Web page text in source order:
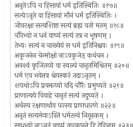
अनृतेऽपि च हिंसायां धर्म इतिस्थितिः ॥१७॥
सत्येऽनृते वा हिंसायां मौनं धर्म इतिस्थितिः ।
जीवरक्षा सत्यशिष्टा सत्यं ब्रह्म यतो मतम् ॥१८॥
चौरेभ्यो न धनं वाच्यं सत्यं तत्र न भूषणम् ।
तेभ्यः सत्यं न चाख्येयं स धर्म इतिनिश्चयः ॥१९॥
अकूजनेन चेन्मोक्षो नाऽवकूजेत् कथंचन ।
अवश्यं कूजितव्ये वा स्वल्पं चानृतमिश्रितम् ॥२०॥
धर्म एव भवेत्तत्र श्रेयस्करं तदाऽनृतम् ।
शपथोऽपि प्रवक्तव्यो यदि चौरैः प्रमुच्यते ॥२१॥
प्राणात्यये विवाहे चानृतं सत्यं तदुच्यते ।
अर्थस्य रक्षणार्थाय परस्य प्राणधारणे ॥२२॥
अनृतं सत्यमेवाऽस्ति धर्मतत्त्वं निगूढकम् ।